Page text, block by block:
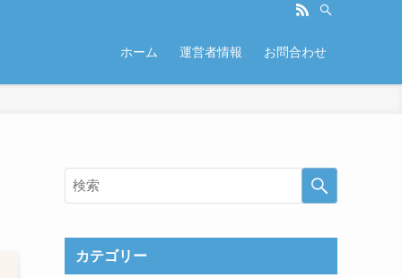
ホーム 運営者情報 お問合わせ
カテゴリー